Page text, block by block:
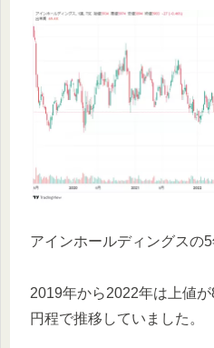
アインホールディングスの5
2019年から2022年は上値
円程で推移していました。